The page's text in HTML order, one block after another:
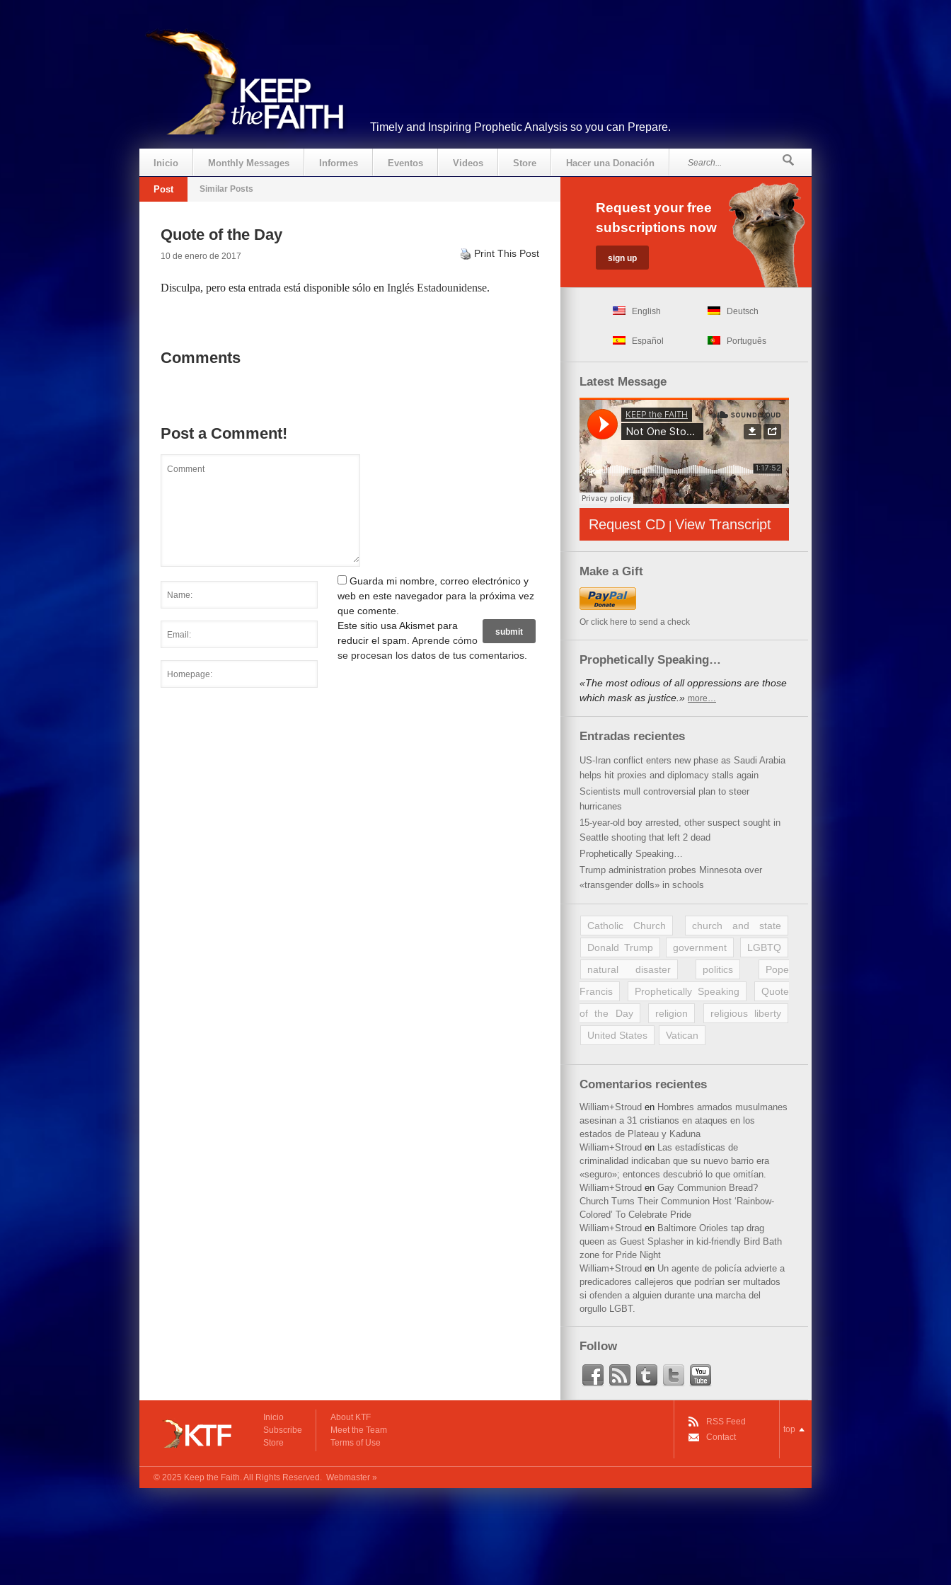
Timely and Inspiring Prophetic Analysis so you can Prepare.
Inicio Monthly Messages Informes Eventos Videos Store Hacer una Donación
Post Similar Posts
Quote of the Day
10 de enero de 2017 Print This Post
Disculpa, pero esta entrada está disponible sólo en Inglés Estadounidense.
Comments
Post a Comment!
Guarda mi nombre, correo electrónico y
web en este navegador para la próxima vez
que comente.
Este sitio usa Akismet para
reducir el spam. Aprende cómo
se procesan los datos de tus comentarios
Request your free
subscriptions now
English Deutsch
Español Português
Latest Message
Request CD | View Transcript
Make a Gift
Or click here to send a check
Prophetically Speaking…
«The most odious of all oppressions are those
which mask as justice.» more…
Entradas recientes
US-Iran conflict enters new phase as Saudi Arabia
helps hit proxies and diplomacy stalls again
Scientists mull controversial plan to steer
hurricanes
15-year-old boy arrested, other suspect sought in
Seattle shooting that left 2 dead
Prophetically Speaking…
Trump administration probes Minnesota over
«transgender dolls» in schools
Catholic Church
church and state
Donald Trump
government
LGBTQ
natural disaster
politics
Pope
Francis
Prophetically Speaking
Quote
of the Day
religion
religious liberty
United States
Vatican
Comentarios recientes
William+Stroud en Hombres armados musulmanes
asesinan a 31 cristianos en ataques en los
estados de Plateau y Kaduna
William+Stroud en Las estadísticas de
criminalidad indicaban que su nuevo barrio era
«seguro»; entonces descubrió lo que omitían.
William+Stroud en Gay Communion Bread?
Church Turns Their Communion Host ‘Rainbow-
Colored’ To Celebrate Pride
William+Stroud en Baltimore Orioles tap drag
queen as Guest Splasher in kid-friendly Bird Bath
zone for Pride Night
William+Stroud en Un agente de policía advierte a
predicadores callejeros que podrían ser multados
si ofenden a alguien durante una marcha del
orgullo LGBT.
Follow
Inicio
Subscribe
Store
About KTF
Meet the Team
Terms of Use
RSS Feed
Contact
top
© 2025 Keep the Faith. All Rights Reserved. Webmaster »